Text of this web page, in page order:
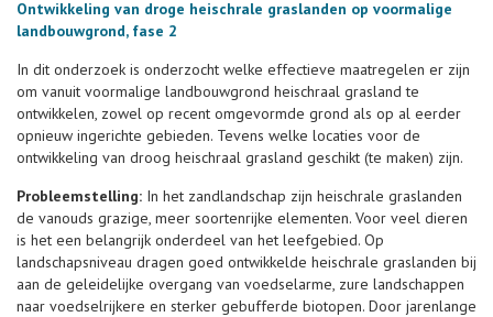
Ontwikkeling van droge heischrale graslanden op voormalige
landbouwgrond, fase 2
In dit onderzoek is onderzocht welke effectieve maatregelen er zijn
om vanuit voormalige landbouwgrond heischraal grasland te
ontwikkelen, zowel op recent omgevormde grond als op al eerder
opnieuw ingerichte gebieden. Tevens welke locaties voor de
ontwikkeling van droog heischraal grasland geschikt (te maken) zijn.
Probleemstelling: In het zandlandschap zijn heischrale graslanden
de vanouds grazige, meer soortenrijke elementen. Voor veel dieren
is het een belangrijk onderdeel van het leefgebied. Op
landschapsniveau dragen goed ontwikkelde heischrale graslanden bij
aan de geleidelijke overgang van voedselarme, zure landschappen
naar voedselrijkere en sterker gebufferde biotopen. Door jarenlange